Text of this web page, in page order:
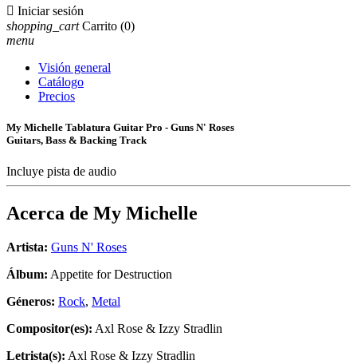
 Iniciar sesión
shopping_cart Carrito (0)
menu
Visión general
Catálogo
Precios
My Michelle Tablatura Guitar Pro - Guns N' Roses
Guitars, Bass & Backing Track
Incluye pista de audio
Acerca de My Michelle
Artista: Guns N' Roses
Álbum: Appetite for Destruction
Géneros: Rock, Metal
Compositor(es): Axl Rose & Izzy Stradlin
Letrista(s): Axl Rose & Izzy Stradlin